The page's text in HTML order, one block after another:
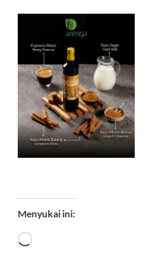
Menyukai ini:
Memuat...